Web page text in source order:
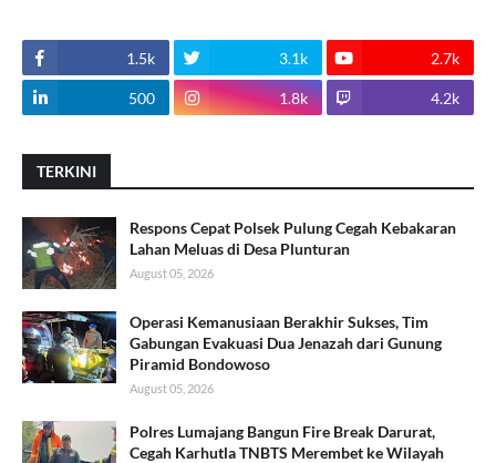
1.5k 3.1k 2.7k
500 1.8k 4.2k
TERKINI
Respons Cepat Polsek Pulung Cegah Kebakaran
Lahan Meluas di Desa Plunturan
August 05, 2026
Operasi Kemanusiaan Berakhir Sukses, Tim
Gabungan Evakuasi Dua Jenazah dari Gunung
Piramid Bondowoso
August 05, 2026
Polres Lumajang Bangun Fire Break Darurat,
Cegah Karhutla TNBTS Merembet ke Wilayah